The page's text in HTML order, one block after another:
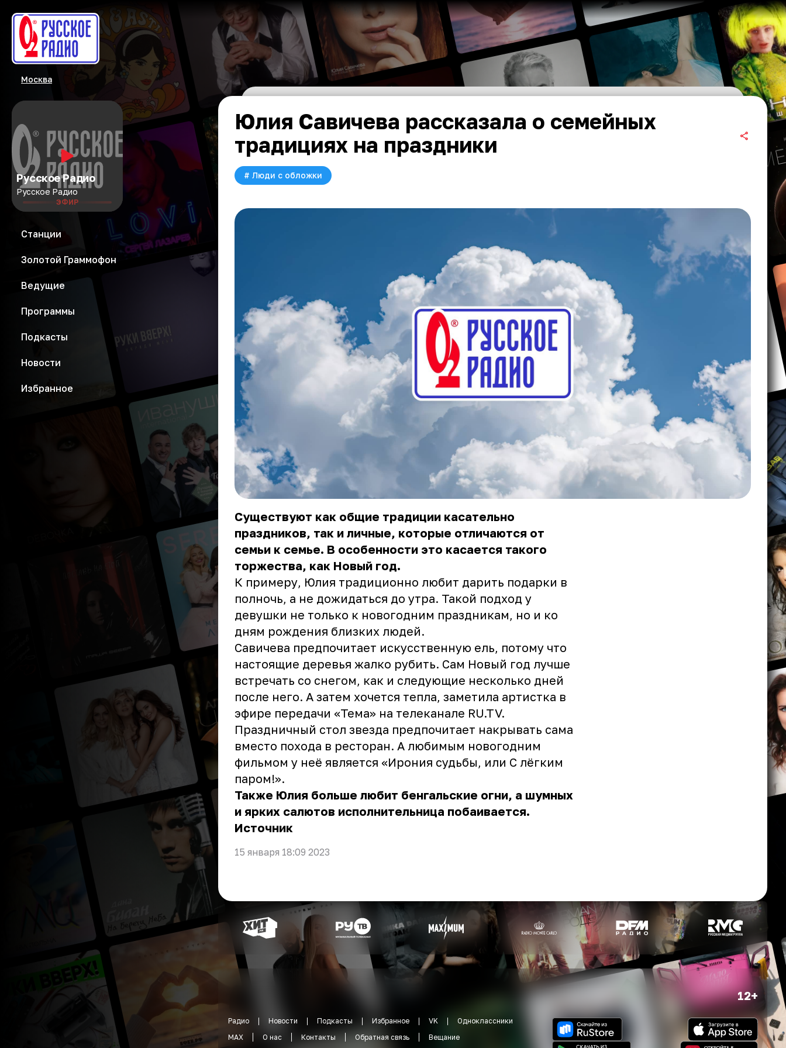
Москва
Русское Радио
Русское Радио
ЭФИР
Станции
Золотой Граммофон
Ведущие
Программы
Подкасты
Новости
Избранное
Юлия Савичева рассказала о семейных
традициях на праздники
# Люди с обложки
Существуют как общие традиции касательно
праздников, так и личные, которые отличаются от
семьи к семье. В особенности это касается такого
торжества, как Новый год.
К примеру, Юлия традиционно любит дарить подарки в
полночь, а не дожидаться до утра. Такой подход у
девушки не только к новогодним праздникам, но и ко
дням рождения близких людей.
Савичева предпочитает искусственную ель, потому что
настоящие деревья жалко рубить. Сам Новый год лучше
встречать со снегом, как и следующие несколько дней
после него. А затем хочется тепла, заметила артистка в
эфире передачи «Тема» на телеканале RU.TV.
Праздничный стол звезда предпочитает накрывать сама
вместо похода в ресторан. А любимым новогодним
фильмом у неё является «Ирония судьбы, или С лёгким
паром!».
Также Юлия больше любит бенгальские огни, а шумных
и ярких салютов исполнительница побаивается.
Источник
15 января 18:09 2023
12+
Радио Новости Подкасты Избранное VK
Одноклассники
MAX
О нас Контакты Обратная связь Вещание